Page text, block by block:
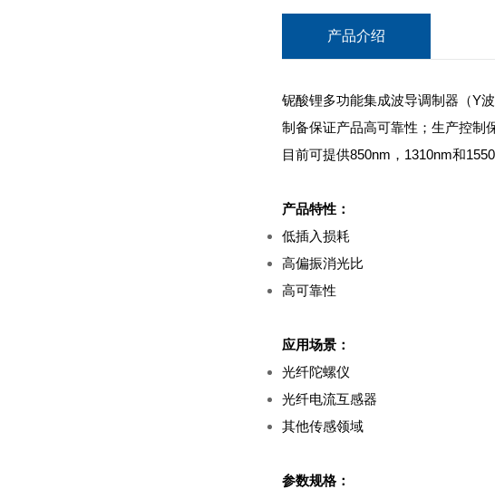
产品介绍
铌酸锂多功能集成波导调制器（Y
制备保证产品高可靠性；生产控制
目前可提供850nm，1310nm和
产品特性：
低插入损耗
高偏振消光比
高可靠性
应用场景：
光纤陀螺仪
光纤电流互感器
其他传感领域
参数规格：